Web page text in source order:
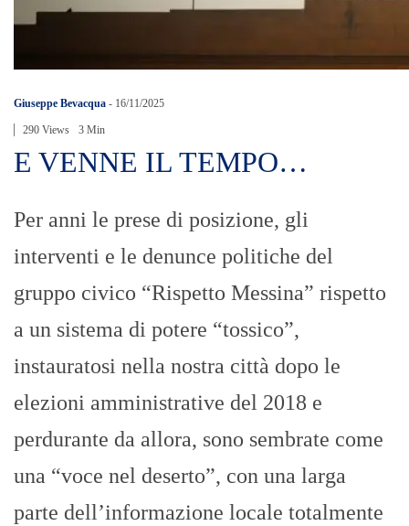
Giuseppe Bevacqua - 16/11/2025
290 Views 3 Min
E VENNE IL TEMPO…
Per anni le prese di posizione, gli
interventi e le denunce politiche del
gruppo civico “Rispetto Messina” rispetto
a un sistema di potere “tossico”,
instauratosi nella nostra città dopo le
elezioni amministrative del 2018 e
perdurante da allora, sono sembrate come
una “voce nel deserto”, con una larga
parte dell’informazione locale totalmente